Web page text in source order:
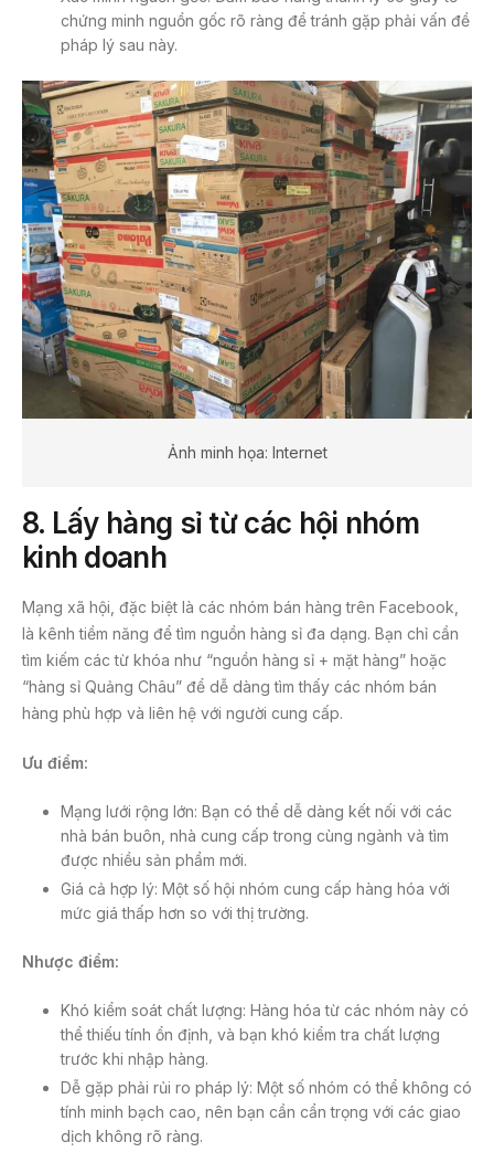
chứng minh nguồn gốc rõ ràng để tránh gặp phải vấn đề
pháp lý sau này.
Ảnh minh họa: Internet
8. Lấy hàng sỉ từ các hội nhóm
kinh doanh
Mạng xã hội, đặc biệt là các nhóm bán hàng trên Facebook,
là kênh tiềm năng để tìm nguồn hàng sỉ đa dạng. Bạn chỉ cần
tìm kiếm các từ khóa như “nguồn hàng sỉ + mặt hàng” hoặc
“hàng sỉ Quảng Châu” để dễ dàng tìm thấy các nhóm bán
hàng phù hợp và liên hệ với người cung cấp.
Ưu điểm:
Mạng lưới rộng lớn: Bạn có thể dễ dàng kết nối với các
nhà bán buôn, nhà cung cấp trong cùng ngành và tìm
được nhiều sản phẩm mới.
Giá cả hợp lý: Một số hội nhóm cung cấp hàng hóa với
mức giá thấp hơn so với thị trường.
Nhược điểm:
Khó kiểm soát chất lượng: Hàng hóa từ các nhóm này có
thể thiếu tính ổn định, và bạn khó kiểm tra chất lượng
trước khi nhập hàng.
Dễ gặp phải rủi ro pháp lý: Một số nhóm có thể không có
tính minh bạch cao, nên bạn cần cẩn trọng với các giao
dịch không rõ ràng.